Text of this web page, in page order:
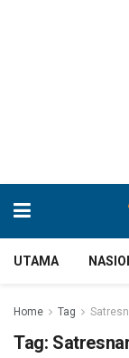
UTAMA
Home Tag
Tag: